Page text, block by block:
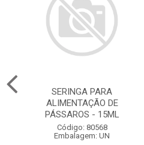
SERINGA PARA
ALIMENTAÇÃO DE
PÁSSAROS - 15ML
Código: 80568
Embalagem: UN